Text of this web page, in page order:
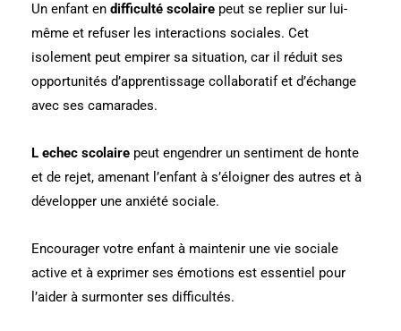
Un enfant en difficulté scolaire peut se replier sur lui-
même et refuser les interactions sociales. Cet
isolement peut empirer sa situation, car il réduit ses
opportunités d’apprentissage collaboratif et d’échange
avec ses camarades.
L echec scolaire peut engendrer un sentiment de honte
et de rejet, amenant l’enfant à s’éloigner des autres et à
développer une anxiété sociale.
Encourager votre enfant à maintenir une vie sociale
active et à exprimer ses émotions est essentiel pour
l’aider à surmonter ses difficultés.